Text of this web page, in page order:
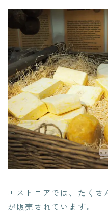
エストニアでは、たく
が販売されています。